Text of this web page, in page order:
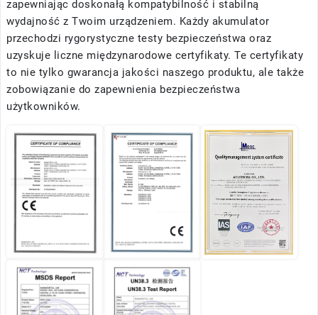
zapewniając doskonałą kompatybilność i stabilną
wydajność z Twoim urządzeniem. Każdy akumulator
przechodzi rygorystyczne testy bezpieczeństwa oraz
uzyskuje liczne międzynarodowe certyfikaty. Te certyfikaty
to nie tylko gwarancja jakości naszego produktu, ale także
zobowiązanie do zapewnienia bezpieczeństwa
użytkowników.